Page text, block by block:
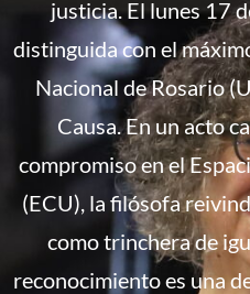
justicia. El lunes 17
distinguida con el
Nacional de Rosario
Causa. En un acto
compromiso en el
(ECU), la filósofa
como trinchera de
reconocimiento es una